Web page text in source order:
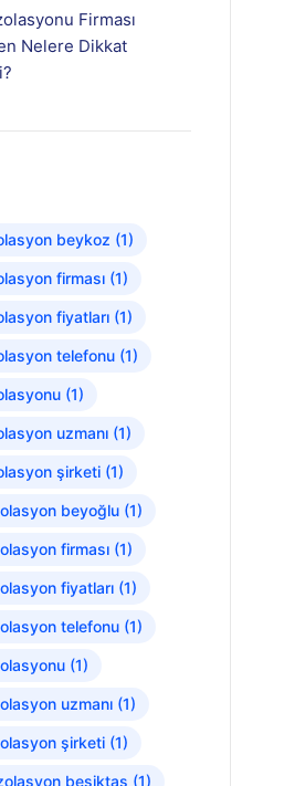
Firması
Nelere Dikkat
beykoz (1)
firması(1)
fiyatları(1)
telefonu(1)
(1)
uzmanı(1)
şirketi(1)
beyoğlu(1)
firması(1)
fiyatları(1)
telefonu(1)
(1)
uzmanı(1)
şirketi(1)
beşiktaş (1)